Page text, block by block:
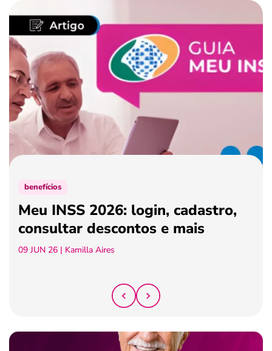
benefícios
crédito fácil
últimas notícias
ferramentas
benefícios
Meu INSS 2026: login, cadastro,
consultar descontos e mais
09 JUN 26 | Kamilla Aires